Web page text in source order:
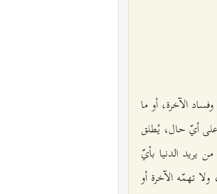
الآخرة، أو ما
على أيّ حال، يُطلق
يريد الدنيا بأيّ
تهمّه الآخرة أو